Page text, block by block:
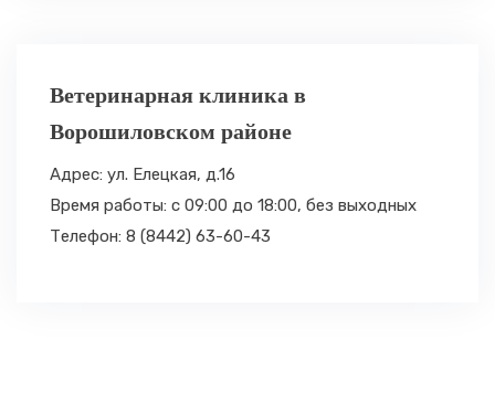
Ветеринарная клиника в
Ворошиловском районе
Адрес: ул. Елецкая, д.16
Время работы: с 09:00 до 18:00, без выходных
Телефон: 8 (8442) 63-60-43